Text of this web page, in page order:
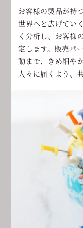
お客様の製品が持
世界へと広げてい
く分析し、お客様
定します。販売パ
動まで、きめ細や
人々に届くよう、